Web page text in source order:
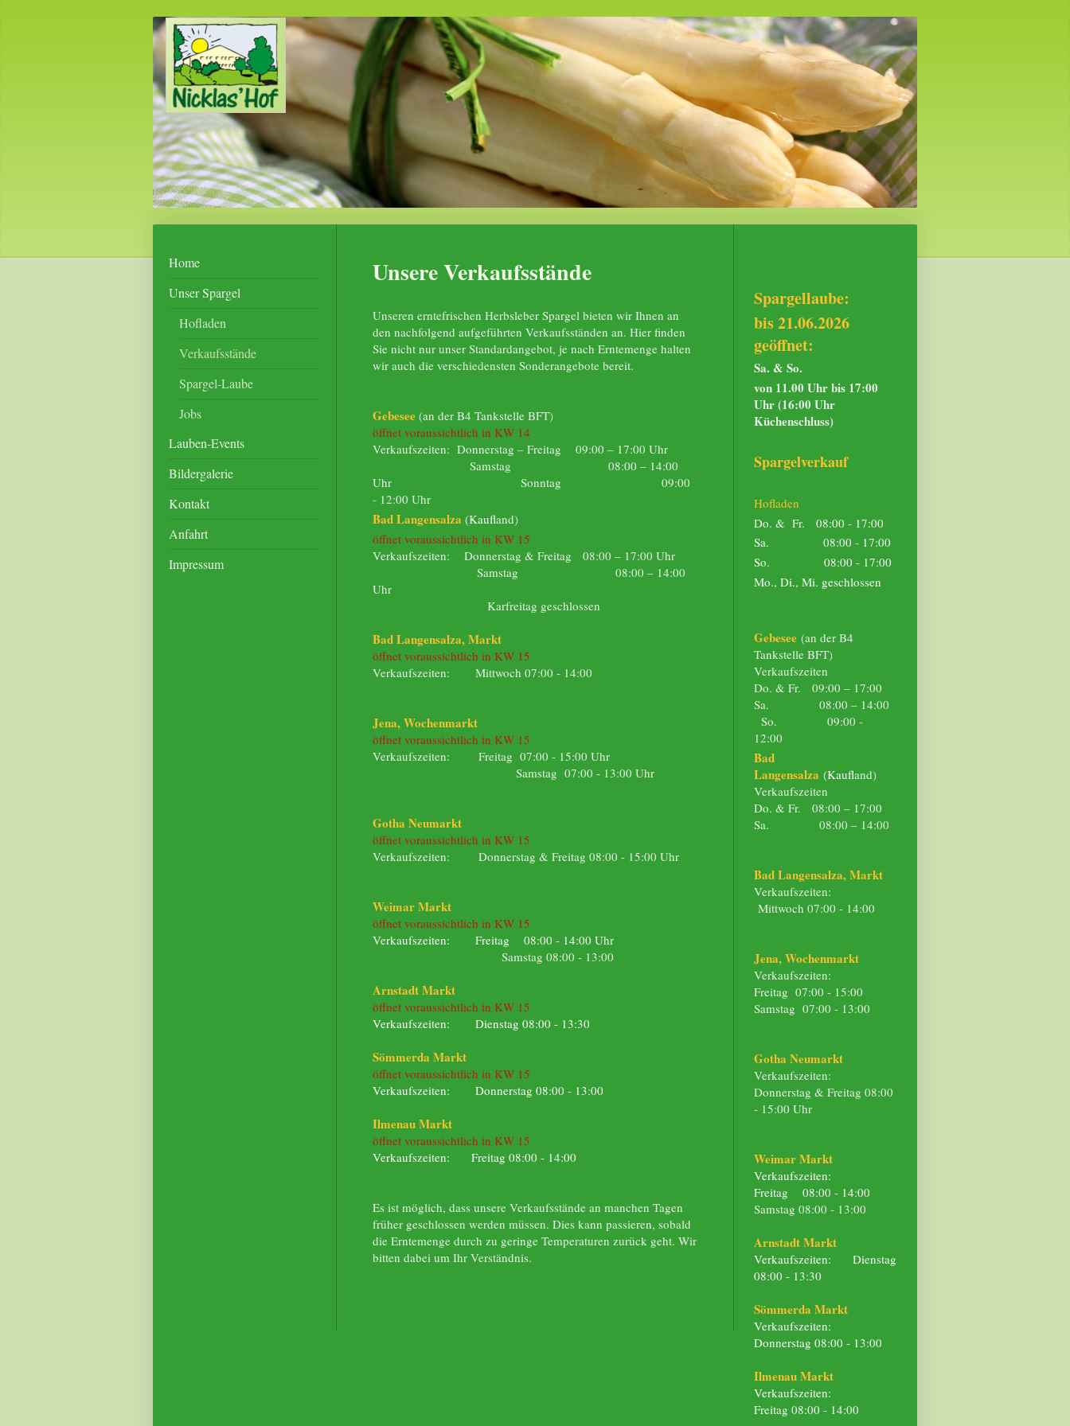
Home
Unser Spargel
Hofladen
Verkaufsstände
Spargel-Laube
Jobs
Lauben-Events
Bildergalerie
Kontakt
Anfahrt
Impressum
Unsere Verkaufsstände
Unseren erntefrischen Herbsleber Spargel bieten wir Ihnen an
den nachfolgend aufgeführten Verkaufsständen an. Hier finden
Sie nicht nur unser Standardangebot, je nach Erntemenge halten
wir auch die verschiedensten Sonderangebote bereit.
Gebesee (an der B4 Tankstelle BFT)
öffnet voraussichtlich in KW 14
Verkaufszeiten: Donnerstag – Freitag 09:00 – 17:00 Uhr
Samstag 08:00 – 14:00
Uhr
Sonntag 09:00
- 12:00 Uhr
Bad Langensalza (Kaufland)
öffnet voraussichtlich in KW 15
Verkaufszeiten: Donnerstag & Freitag 08:00 – 17:00 Uhr
Samstag 08:00 – 14:00
Uhr
Karfreitag geschlossen
Bad Langensalza, Markt
öffnet voraussichtlich in KW 15
Verkaufszeiten: Mittwoch 07:00 - 14:00
Jena, Wochenmarkt
öffnet voraussichtlich in KW 15
Verkaufszeiten: Freitag 07:00 - 15:00 Uhr
Samstag 07:00 - 13:00 Uhr
Gotha Neumarkt
öffnet voraussichtlich in KW 15
Verkaufszeiten: Donnerstag & Freitag 08:00 - 15:00 Uhr
Weimar Markt
öffnet voraussichtlich in KW 15
Verkaufszeiten: Freitag 08:00 - 14:00 Uhr
Samstag 08:00 - 13:00
Arnstadt Markt
öffnet voraussichtlich in KW 15
Verkaufszeiten: Dienstag 08:00 - 13:30
Sömmerda Markt
öffnet voraussichtlich in KW 15
Verkaufszeiten: Donnerstag 08:00 - 13:00
Ilmenau Markt
öffnet voraussichtlich in KW 15
Verkaufszeiten: Freitag 08:00 - 14:00
Es ist möglich, dass unsere Verkaufsstände an manchen Tagen
früher geschlossen werden müssen. Dies kann passieren, sobald
die Erntemenge durch zu geringe Temperaturen zurück geht. Wir
bitten dabei um Ihr Verständnis.
Spargellaube:
bis 21.06.2026
geöffnet:
Sa. & So.
von 11.00 Uhr bis 17:00
Uhr (16:00 Uhr
Küchenschluss)
Spargelverkauf
Hofladen
Do. & Fr. 08:00 - 17:00
Sa. 08:00 - 17:00
So. 08:00 - 17:00
Mo., Di., Mi. geschlossen
Gebesee(an der B4
Tankstelle BFT)
Verkaufszeiten
Do. & Fr. 09:00 – 17:00
Sa. 08:00 – 14:00
So. 09:00 -
12:00
Bad
Langensalza (Kaufland)
Verkaufszeiten
Do. & Fr. 08:00 – 17:00
Sa. 08:00 – 14:00
Bad Langensalza, Markt
Verkaufszeiten:
Mittwoch 07:00 - 14:00
Jena, Wochenmarkt
Verkaufszeiten:
Freitag 07:00 - 15:00
Samstag 07:00 - 13:00
Gotha Neumarkt
Verkaufszeiten:
Donnerstag & Freitag 08:00
- 15:00 Uhr
Weimar Markt
Verkaufszeiten:
Freitag 08:00 - 14:00
Samstag 08:00 - 13:00
Arnstadt Markt
Verkaufszeiten: Dienstag
08:00 - 13:30
Sömmerda Markt
Verkaufszeiten:
Donnerstag 08:00 - 13:00
Ilmenau Markt
Verkaufszeiten:
Freitag 08:00 - 14:00